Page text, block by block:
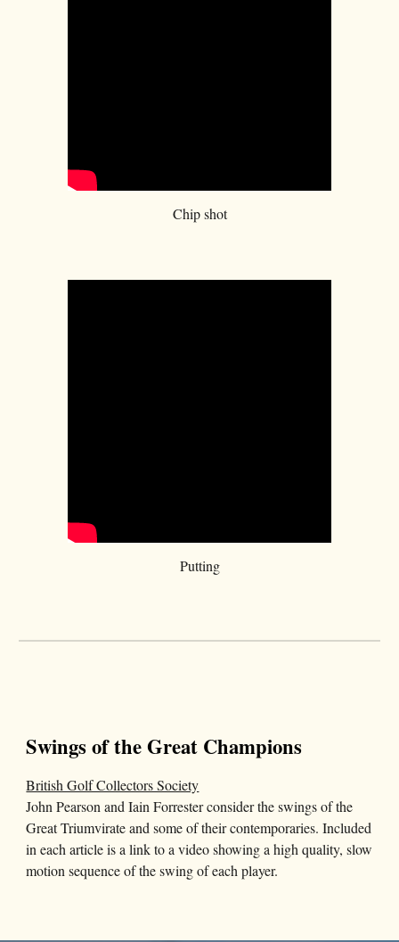
Chip shot
Putting
Swings of the Great Champions
British Golf Collectors Society
John Pearson and Iain Forrester consider the swings of the
Great Triumvirate and some of their contemporaries. Included
in each article is a link to a video showing a high quality, slow
motion sequence of the swing of each player.